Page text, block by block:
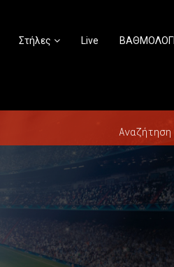
Στήλες Live